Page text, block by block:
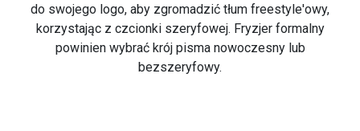
do swojego logo, aby zgromadzić tłum freestyle'owy,
korzystając z czcionki szeryfowej. Fryzjer formalny
powinien wybrać krój pisma nowoczesny lub
bezszeryfowy.